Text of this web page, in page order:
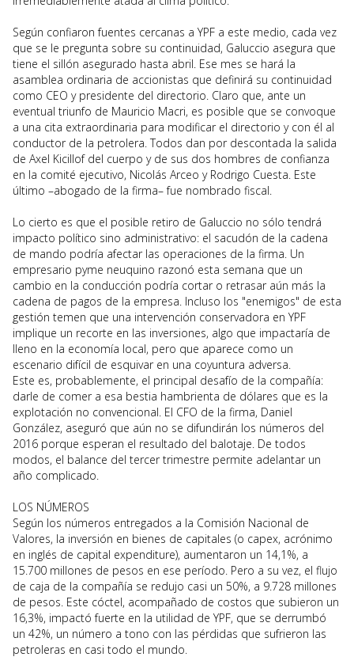
Según confiaron fuentes cercanas a YPF a este medio, cada vez
que se le pregunta sobre su continuidad, Galuccio asegura que
tiene el sillón asegurado hasta abril. Ese mes se hará la
asamblea ordinaria de accionistas que definirá su continuidad
como CEO y presidente del directorio. Claro que, ante un
eventual triunfo de Mauricio Macri, es posible que se convoque
a una cita extraordinaria para modificar el directorio y con él al
conductor de la petrolera. Todos dan por descontada la salida
de Axel Kicillof del cuerpo y de sus dos hombres de confianza
en la comité ejecutivo, Nicolás Arceo y Rodrigo Cuesta. Este
último –abogado de la firma– fue nombrado fiscal.
Lo cierto es que el posible retiro de Galuccio no sólo tendrá
impacto político sino administrativo: el sacudón de la cadena
de mando podría afectar las operaciones de la firma. Un
empresario pyme neuquino razonó esta semana que un
cambio en la conducción podría cortar o retrasar aún más la
cadena de pagos de la empresa. Incluso los "enemigos" de esta
gestión temen que una intervención conservadora en YPF
implique un recorte en las inversiones, algo que impactaría de
lleno en la economía local, pero que aparece como un
escenario difícil de esquivar en una coyuntura adversa.
Este es, probablemente, el principal desafío de la compañía:
darle de comer a esa bestia hambrienta de dólares que es la
explotación no convencional. El CFO de la firma, Daniel
González, aseguró que aún no se difundirán los números del
2016 porque esperan el resultado del balotaje. De todos
modos, el balance del tercer trimestre permite adelantar un
año complicado.
LOS NÚMEROS
Según los números entregados a la Comisión Nacional de
Valores, la inversión en bienes de capitales (o capex, acrónimo
en inglés de capital expenditure), aumentaron un 14,1%, a
15.700 millones de pesos en ese período. Pero a su vez, el flujo
de caja de la compañía se redujo casi un 50%, a 9.728 millones
de pesos. Este cóctel, acompañado de costos que subieron un
16,3%, impactó fuerte en la utilidad de YPF, que se derrumbó
un 42%, un número a tono con las pérdidas que sufrieron las
petroleras en casi todo el mundo.